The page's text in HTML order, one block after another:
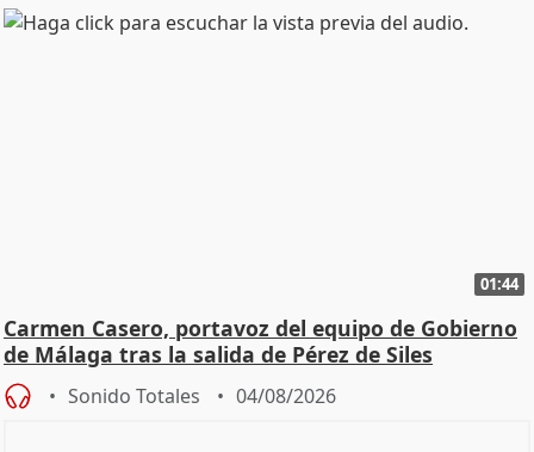
01:44
Carmen Casero, portavoz del equipo de Gobierno
de Málaga tras la salida de Pérez de Siles
Sonido Totales 04/08/2026